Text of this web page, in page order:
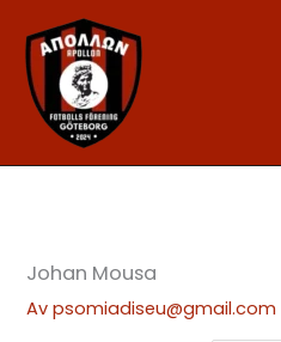
innehåll
Johan Mousa
Avpsomiadiseu@gmail.com